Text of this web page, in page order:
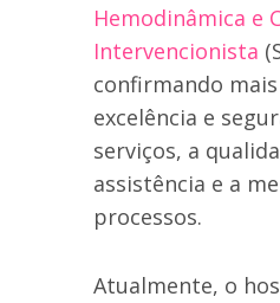
Hemodinâmica e
Intervencionista
confirmando
excelência e
serviços, a
assistência e a
processos.
Atualmente, o